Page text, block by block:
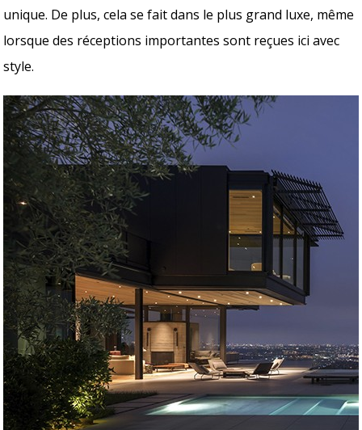
unique. De plus, cela se fait dans le plus grand luxe, même
lorsque des réceptions importantes sont reçues ici avec
style.